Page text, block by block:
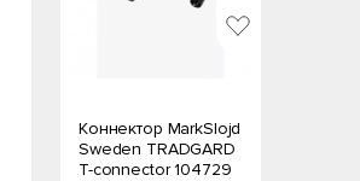
Коннектор MarkSlojd
Sweden TRADGARD
T-connector 104729